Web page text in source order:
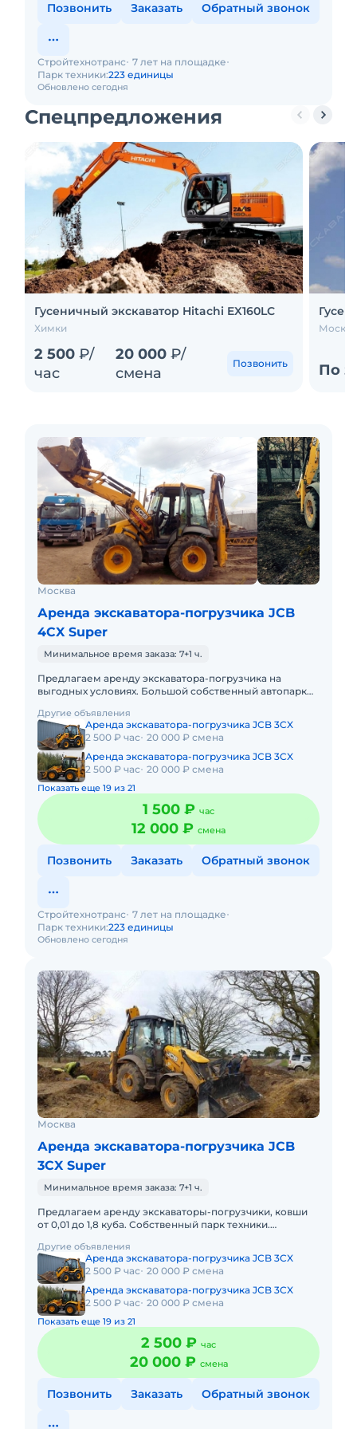
Позвонить Заказать Обратный звонок
Обновлено сегодня
Стройтехнотранс 7 лет на площадке
Парк техники:223 единицы
Спецпредложения
Гусеничный экскаватор Hitachi EX160LC
Химки
2 500 ₽/
час
20 000₽/
смена
Позвонить По
Москва
Аренда экскаватора-погрузчика JCB
4CX Super
Минимальное время заказа: 7+1 ч.
Предлагаем аренду экскаватора-погрузчика на
выгодных условиях. Большой собственный автопарк
техники, собственн
Другие объявления
Аренда экскаватора-погрузчика JCB 3CX
2 500 ₽ час 20 000 ₽ смена
Аренда экскаватора-погрузчика JCB 3CX
2 500 ₽ час 20 000 ₽ смена
Показать еще 19 из 21
1 500 ₽ час
12 000 ₽ смена
Позвонить Заказать Обратный звонок
Обновлено сегодня
Стройтехнотранс 7 лет на площадке
Парк техники:223 единицы
Москва
Аренда экскаватора-погрузчика JCB
3CX Super
Минимальное время заказа: 7+1 ч.
Предлагаем аренду экскаваторы-погрузчики, ковши
от 0,01 до 1,8 куба. Собственный парк техники.
Аренда экскаватора
Другие объявления
Аренда экскаватора-погрузчика JCB 3CX
2 500 ₽ час 20 000 ₽ смена
Аренда экскаватора-погрузчика JCB 3CX
2 500 ₽ час 20 000 ₽ смена
Показать еще 19 из 21
2 500 ₽ час
20 000 ₽ смена
Позвонить Заказать Обратный звонок